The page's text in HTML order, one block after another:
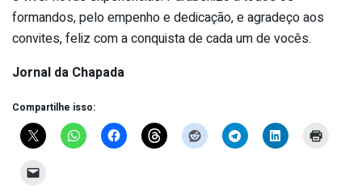
formandos, pelo empenho e dedicação, e agradeço aos
convites, feliz com a conquista de cada um de vocês.
Jornal da Chapada
Compartilhe isso: